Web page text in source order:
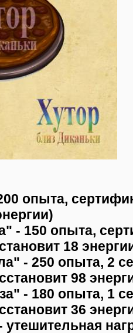
опыта,
- 150 опыта,
18
- 250 опыта, 2
98
- 180 опыта, 1
36
утешительная